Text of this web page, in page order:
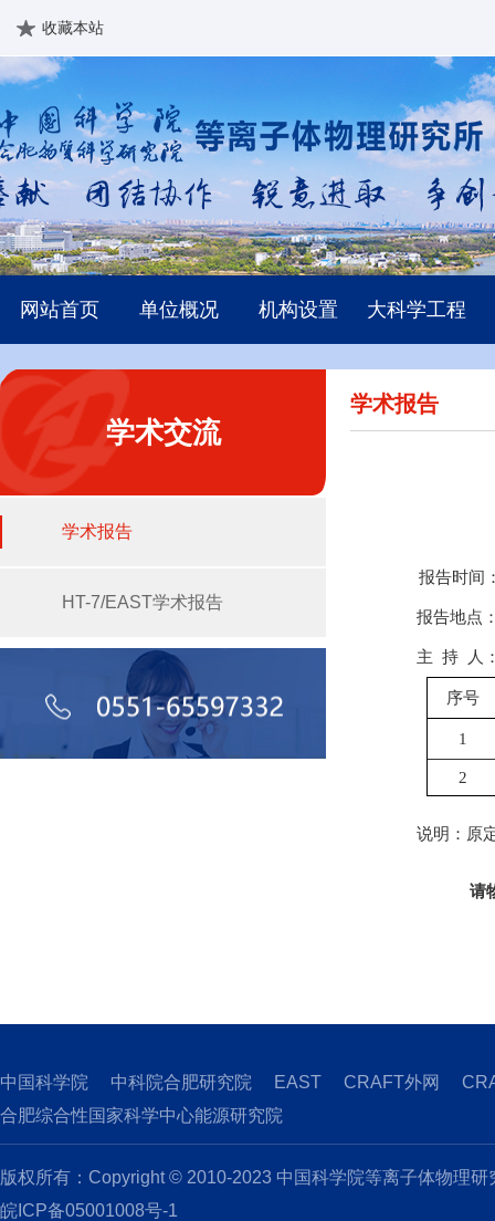
收藏本站
网站首页 单位概况 机构设置 大科学工程
学术交流
学术报告
HT-7/EAST学术报告
学术报告
报告时间
报告地点
主 持 人
序号
1
2
说明：原
请
中国科学院 中科院合肥研究院 EAST CRAFT外网
合肥综合性国家科学中心能源研究院
版权所有：Copyright © 2010-2023 中国科学院等离子体物理
皖ICP备05001008号-1